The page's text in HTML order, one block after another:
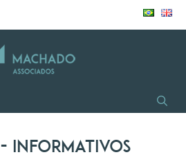
- informativos